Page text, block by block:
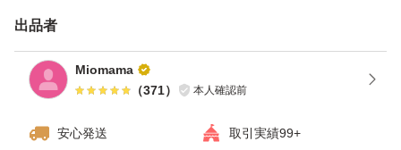
出品者
Miomama
（371） 本人確認前
安心発送 取引実績99+